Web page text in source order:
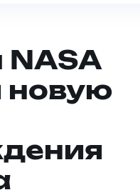
новую